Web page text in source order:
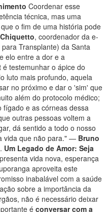
Coordenar esse
técnica, mas uma
o fim de uma história pode
, coordenador da e-
Transplante) da Santa
elo entre a dor e a
testemunhar o ápice do
luto mais profundo, aquela
no próximo e dar o 'sim' que
além do protocolo médico;
fígado e as córneas dessa
outras pessoas voltem a
dá sentido a todo o nosso
vida que não para." — Bruno
Um Legado de Amor: Seja
vida nova, esperança
aproveita este
inabalável com a saúde
sobre a importância da
não é necessário deixar
é conversar com a